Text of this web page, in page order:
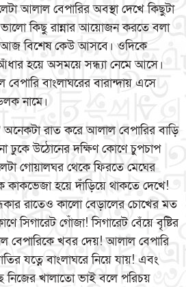
আলাল বেপারির অবস্থা দেখে কিছুটা
কিছু রান্নার আয়োজন করতে বলা
আজ বিশেষ কেউ আসবে। ওদিকে
হয়ে অসময়ে সন্ধ্যা নেমে আসে।
বাংলাঘরের বারান্দায় এসে
নামে।
রাত করে আলাল বেপারির বাড়ি
ঢুকে উঠোনের দক্ষিণ কোণে চুপচাপ
গোয়ালঘর থেকে ফিরতে মেঘের
হয়ে দাঁড়িয়ে থাকতে দেখে!
রাতেও কালো বেড়ালের চোখের মত
সিগারেট গোঁজা! সিগারেট বেঁয়ে বৃষ্টির
বেপারিকে খবর দেয়! আলাল বেপারি
যত্নে বাংলাঘরে নিয়ে যায়! এবং
নিজের খালাতো ভাই বলে পরিচয়